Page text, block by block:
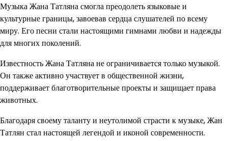
Музыка Жана Татляна смогла преодолеть языковые и
культурные границы, завоевав сердца слушателей по всему
миру. Его песни стали настоящими гимнами любви и надежды
для многих поколений.
Известность Жана Татляна не ограничивается только музыкой.
Он также активно участвует в общественной жизни,
поддерживает благотворительные проекты и защищает права
животных.
Благодаря своему таланту и неутолимой страсти к музыке, Жан
Татлян стал настоящей легендой и иконой современности.